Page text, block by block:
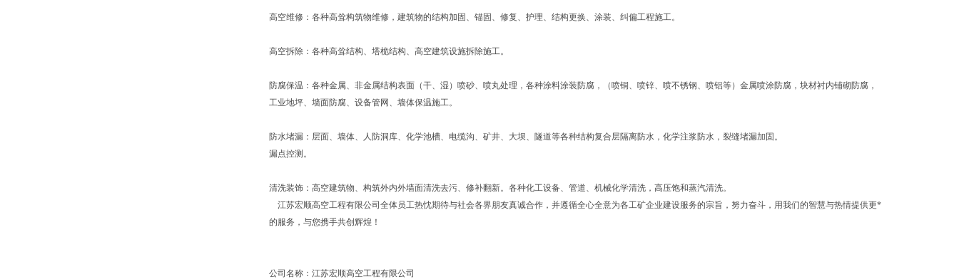
高空维修：各种高耸构筑物维修，建筑物的结构加固、锚固、修复、护理、结构更换、涂装、纠偏工程施工。
高空拆除：各种高耸结构、塔桅结构、高空建筑设施拆除施工。
防腐保温：各种金属、非金属结构表面（干、湿）喷砂、喷丸处理，各种涂料涂装防腐，（喷铜、喷锌、喷不锈钢、喷铝等）金属喷涂防腐，块材衬内铺砌防腐，
工业地坪、墙面防腐、设备管网、墙体保温施工。
防水堵漏：层面、墙体、人防洞库、化学池槽、电缆沟、矿井、大坝、隧道等各种结构复合层隔离防水，化学注浆防水，裂缝堵漏加固。
漏点控测。
清洗装饰：高空建筑物、构筑外内外墙面清洗去污、修补翻新。各种化工设备、管道、机械化学清洗，高压饱和蒸汽清洗。
江苏宏顺高空工程有限公司全体员工热忱期待与社会各界朋友真诚合作，并遵循全心全意为各工矿企业建设服务的宗旨，努力奋斗，用我们的智慧与热情提供更*
的服务，与您携手共创辉煌！
公司名称：江苏宏顺高空工程有限公司